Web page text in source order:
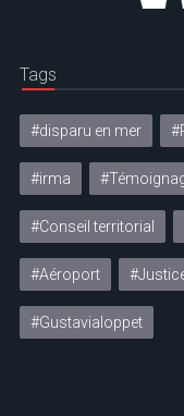
Tags
#disparu en mer
#irma
#Conseil territorial
#Aéroport
#Gustavialoppet